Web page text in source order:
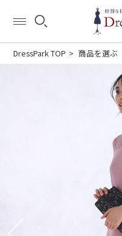
DressPark TOP 商品を選ぶ